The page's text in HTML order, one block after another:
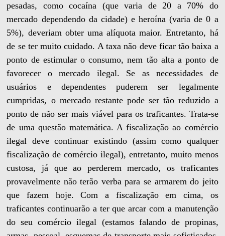
pesadas, como cocaína (que varia de 20 a 70% do
mercado dependendo da cidade) e heroína (varia de 0 a
5%), deveriam obter uma alíquota maior. Entretanto, há
de se ter muito cuidado. A taxa não deve ficar tão baixa a
ponto de estimular o consumo, nem tão alta a ponto de
favorecer o mercado ilegal. Se as necessidades de
usuários e dependentes puderem ser legalmente
cumpridas, o mercado restante pode ser tão reduzido a
ponto de não ser mais viável para os traficantes. Trata-se
de uma questão matemática. A fiscalização ao comércio
ilegal deve continuar existindo (assim como qualquer
fiscalização de comércio ilegal), entretanto, muito menos
custosa, já que ao perderem mercado, os traficantes
provavelmente não terão verba para se armarem do jeito
que fazem hoje. Com a fiscalização em cima, os
traficantes continuarão a ter que arcar com a manutenção
do seu comércio ilegal (estamos falando de propinas,